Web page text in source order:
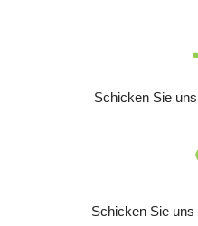
Schicken Sie
Schicken Sie